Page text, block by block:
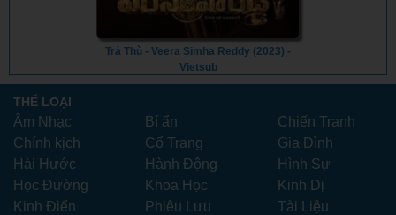
Trả Thù - Veera Simha Reddy (2023) -
Vietsub
THỂ LOẠI
Âm Nhạc Bí ẩn
Chiến Tranh
Chính kịch
Cổ Trang
Gia Đình
Hài Hước
Hành Động
Hình Sự
Học Đường
Khoa Học
Kinh Dị
Kinh Điển
Phiêu Lưu
Tài Liệu